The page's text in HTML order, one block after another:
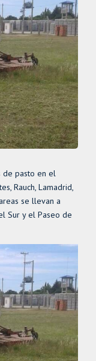
de pasto en el
Rauch, Lamadrid,
se llevan a
Sur y el Paseo de